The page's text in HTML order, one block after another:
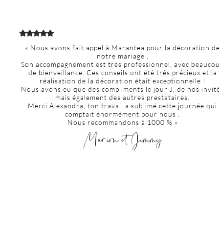
« Nous avons fait appel à Marantea pour la décoration de
notre mariage .
Son accompagnement est très professionnel, avec
de bienveillance. Ces conseils ont été très précieux et la
réalisation de la décoration était exceptionnelle !
Nous avons eu que des compliments le jour J, de nos
mais également des autres prestataires.
Merci Alexandra, ton travail a sublimé cette journée qui
comptait énormément pour nous .
Nous recommandons à 1000 % »
Marion et Jimmy